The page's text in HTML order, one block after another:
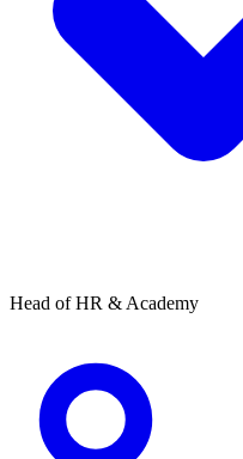
Head of HR & Academy